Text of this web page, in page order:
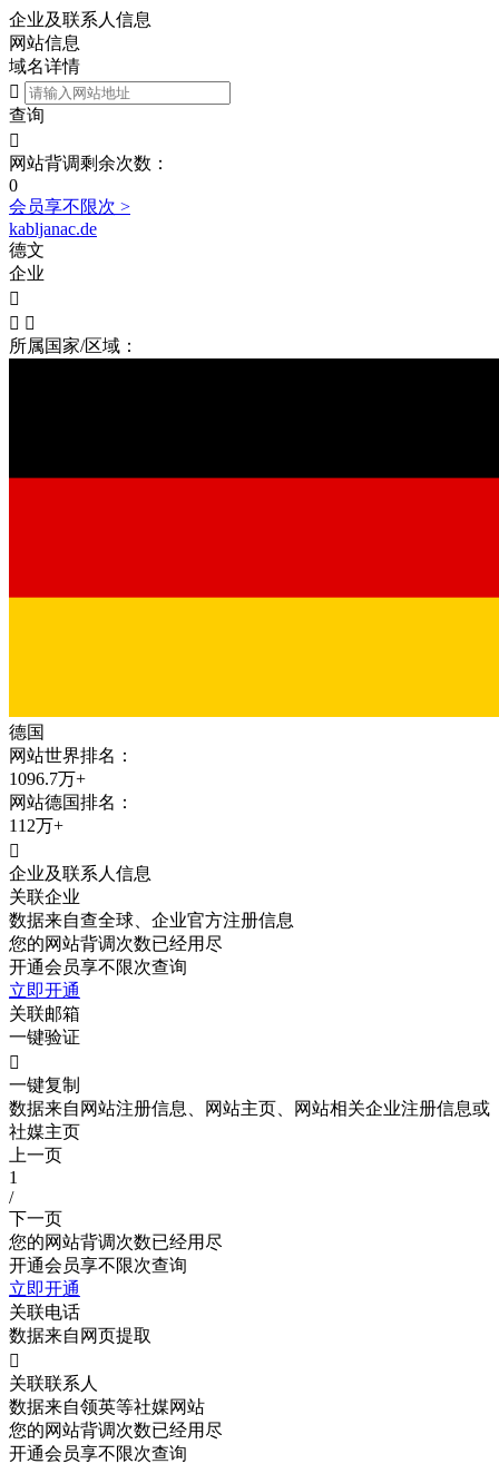
企业及联系人信息
网站信息
域名详情

查询

网站背调剩余次数：
0
会员享不限次 >
kabljanac.de
德文
企业

 
所属国家/区域：
德国
网站世界排名：
1096.7万+
网站德国排名：
112万+

企业及联系人信息
关联企业
数据来自查全球、企业官方注册信息
您的网站背调次数已经用尽
开通会员享不限次查询
立即开通
关联邮箱
一键验证

一键复制
数据来自网站注册信息、网站主页、网站相关企业注册信息或
社媒主页
上一页
1
/
下一页
您的网站背调次数已经用尽
开通会员享不限次查询
立即开通
关联电话
数据来自网页提取

关联联系人
数据来自领英等社媒网站
您的网站背调次数已经用尽
开通会员享不限次查询